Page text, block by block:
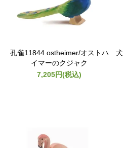
孔雀11844 ostheimer/オストハ
イマーのクジャク
7,205円(税込)
犬